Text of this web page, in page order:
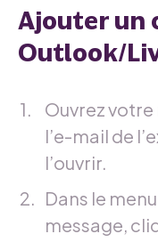
Ajouter un
Outlook/
Ouvrez
l’e-mail de
l’ouvrir.
Dans le
message,